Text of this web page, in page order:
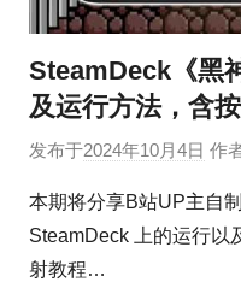
SteamDeck《黑
及运行方法，含
发布于2024年10月4日 作
本期将分享B站UP主自
SteamDeck 上的运行以
射教程…